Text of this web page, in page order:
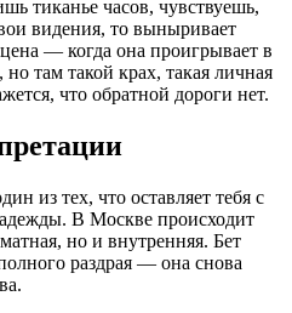
тиканье часов, чувствуешь,
видения, то выныривает
— когда она проигрывает в
там такой крах, такая личная
что обратной дороги нет.
из тех, что оставляет тебя с
В Москве происходит
но и внутренняя. Бет
раздрая — она снова